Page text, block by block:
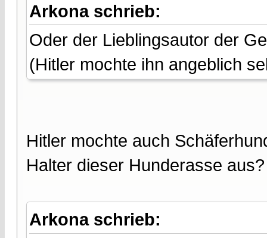
Arkona schrieb:
Oder der Lieblingsautor der
(Hitler mochte ihn angeblich
Hitler mochte auch
Halter dieser Hunderasse aus?
Arkona schrieb: